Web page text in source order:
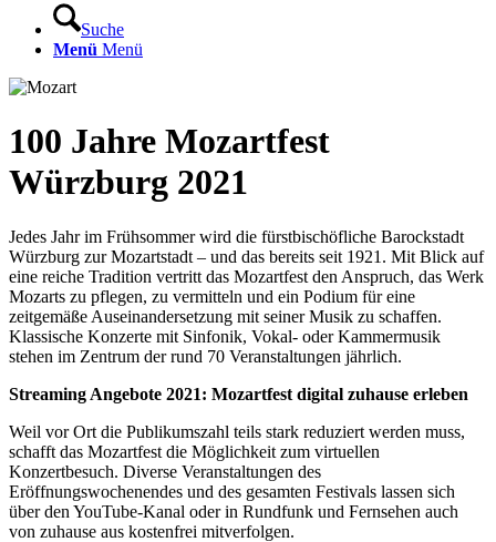
Suche
Menü Menü
100 Jahre Mozartfest
Würzburg 2021
Jedes Jahr im Frühsommer wird die fürstbischöfliche Barockstadt
Würzburg zur Mozartstadt – und das bereits seit 1921. Mit Blick auf
eine reiche Tradition vertritt das Mozartfest den Anspruch, das Werk
Mozarts zu pflegen, zu vermitteln und ein Podium für eine
zeitgemäße Auseinandersetzung mit seiner Musik zu schaffen.
Klassische Konzerte mit Sinfonik, Vokal- oder Kammermusik
stehen im Zentrum der rund 70 Veranstaltungen jährlich.
Streaming Angebote 2021: Mozartfest digital zuhause erleben
Weil vor Ort die Publikumszahl teils stark reduziert werden muss,
schafft das Mozartfest die Möglichkeit zum virtuellen
Konzertbesuch. Diverse Veranstaltungen des
Eröffnungswochenendes und des gesamten Festivals lassen sich
über den YouTube-Kanal oder in Rundfunk und Fernsehen auch
von zuhause aus kostenfrei mitverfolgen.